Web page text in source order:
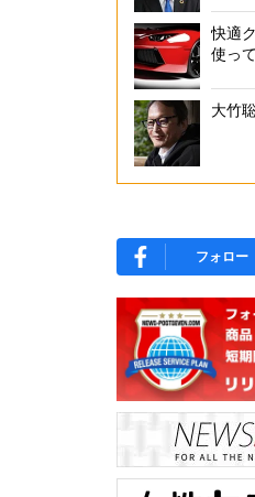
快適
使っ
大竹
フォロー